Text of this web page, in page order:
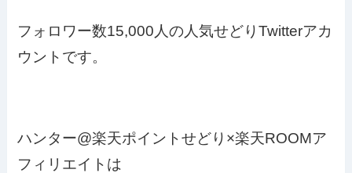
フォロワー数15,000人の人気せどりTwitterアカ
ウントです。
ハンター@楽天ポイントせどり×楽天ROOMア
フィリエイトは